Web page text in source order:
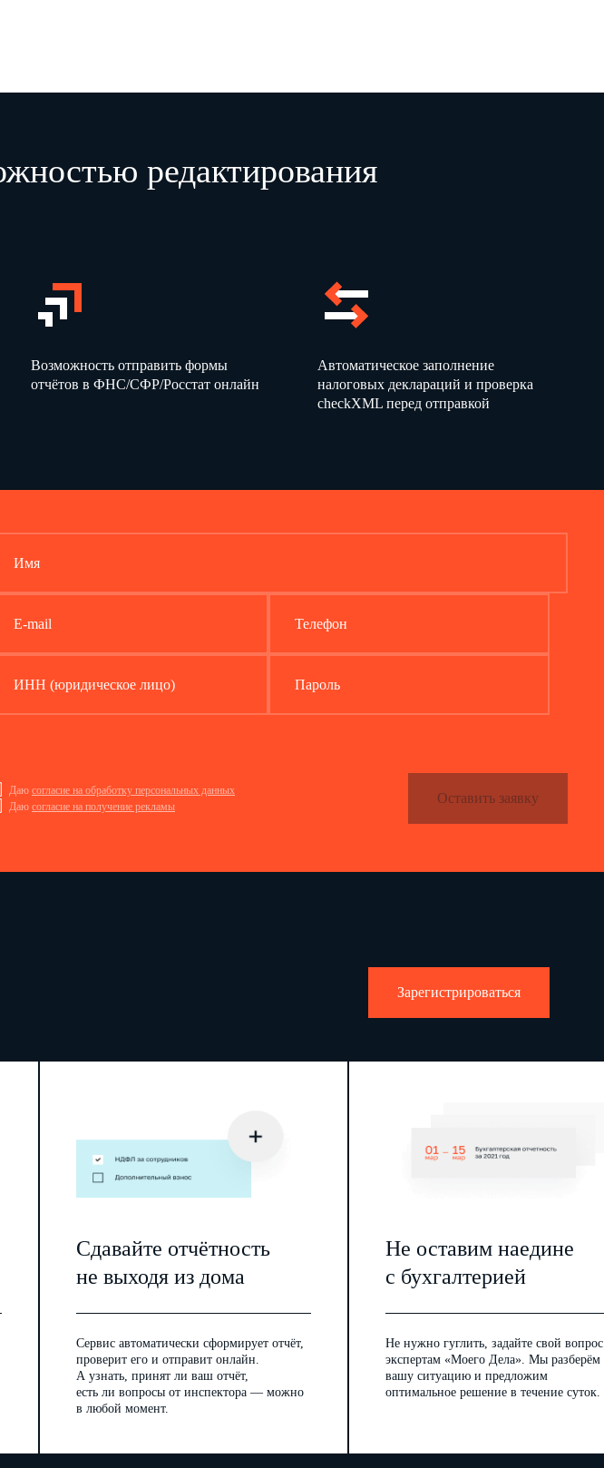
редактирования
Возможность отправить формы
отчётов в ФНС/СФР/Росстат онлайн
Автоматическое заполнение
налоговых деклараций и проверка
checkXML перед отправкой
Имя
E-mail Телефон
ИНН (юридическое лицо) Пароль
Даю согласие на обработку персональных данных
Даю согласие на получение рекламы
Оставить заявку
Зарегистрироваться
Сдавайте отчётность
не выходя из дома
Сервис автоматически сформирует отчёт,
проверит его и отправит онлайн.
А узнать, принят ли ваш отчёт,
есть ли вопросы от инспектора — можно
в любой момент.
Не оставим наедине
с бухгалтерией
Не нужно гуглить, задайте свой вопрос
экспертам «Моего Дела». Мы разберём
вашу ситуацию и предложим
оптимальное решение в течение суток.